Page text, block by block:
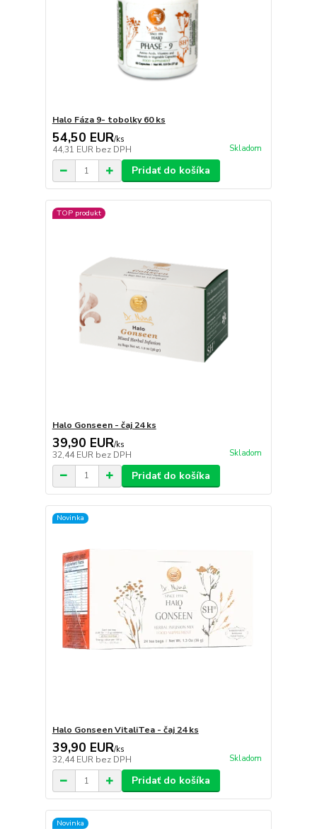
Halo Fáza 9- tobolky 60 ks
54,50 EUR/ks
44,31 EUR bez DPH Skladom
Pridať do košíka
TOP produkt
Halo Gonseen - čaj 24 ks
39,90 EUR/ks
32,44 EUR bez DPH Skladom
Pridať do košíka
Novinka
Halo Gonseen VitaliTea - čaj 24 ks
39,90 EUR/ks
32,44 EUR bez DPH Skladom
Pridať do košíka
Novinka